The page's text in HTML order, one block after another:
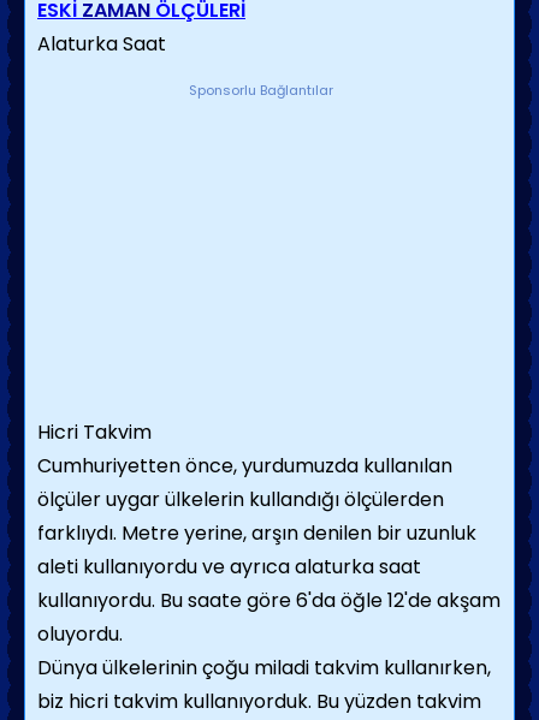
ESKİ ZAMAN ÖLÇÜLERİ
Alaturka Saat
Sponsorlu Bağlantılar
Hicri Takvim
Cumhuriyetten önce, yurdumuzda kullanılan
ölçüler uygar ülkelerin kullandığı ölçülerden
farklıydı. Metre yerine, arşın denilen bir uzunluk
aleti kullanıyordu ve ayrıca alaturka saat
kullanıyordu. Bu saate göre 6'da öğle 12'de akşam
oluyordu.
Dünya ülkelerinin çoğu miladi takvim kullanırken,
biz hicri takvim kullanıyorduk. Bu yüzden takvim